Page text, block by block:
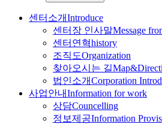
센터소개Introduce
센터장 인사말Message
센터연혁history
조직도Organization
찾아오시는 길
법인소개Corporation
사업안내Information for work
상담Councelling
정보제공Information